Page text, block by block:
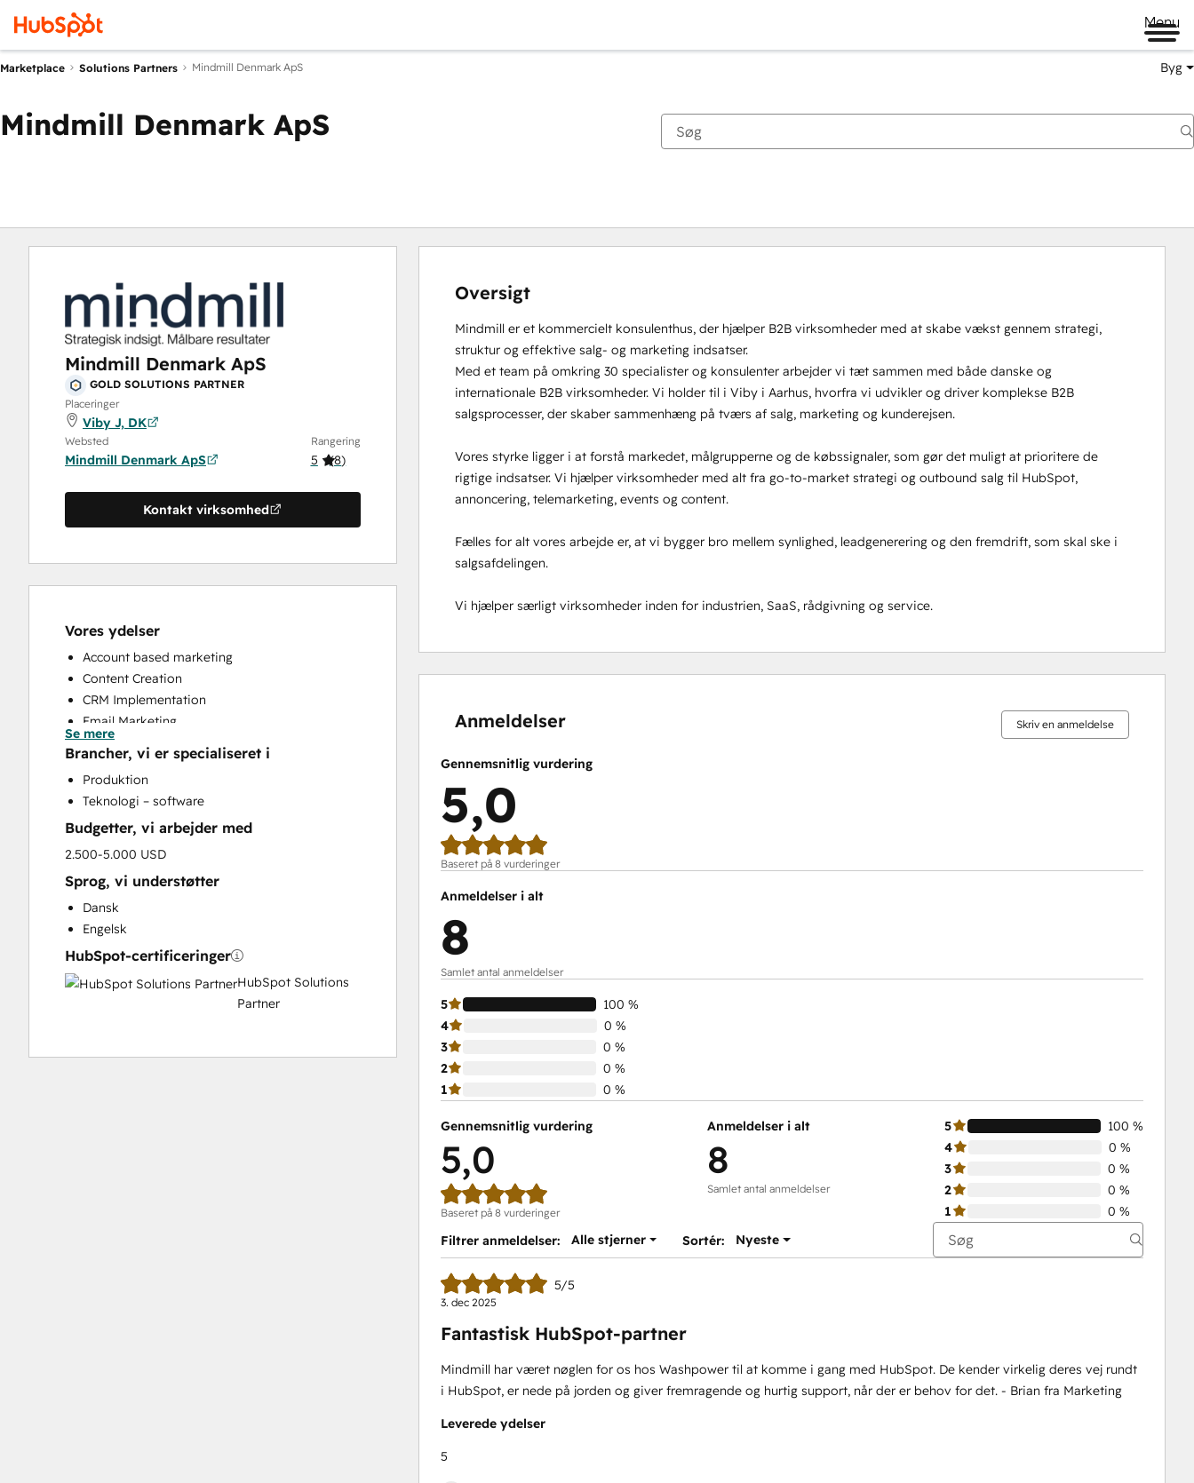
Menu
Marketplace Solutions Partners Mindmill Denmark ApS Byg
Mindmill Denmark ApS
Mindmill Denmark ApS
GOLD SOLUTIONS PARTNER
Placeringer
Viby J, DK
Websted
Mindmill Denmark ApS
Rangering
5 (8)
Kontakt virksomhed
Vores ydelser
Account based marketing
Content Creation
CRM Implementation
Email Marketing
Paid Advertising
Sales and Marketing Alignment
Sales Coaching and Training
Sales Enablement
Se mere
Brancher, vi er specialiseret i
Produktion
Teknologi – software
Budgetter, vi arbejder med
2.500-5.000 USD
Sprog, vi understøtter
Dansk
Engelsk
HubSpot-certificeringer
HubSpot Solutions
Partner
Oversigt
Mindmill er et kommercielt konsulenthus, der hjælper B2B virksomheder med at skabe vækst gennem strategi,
struktur og effektive salg- og marketing indsatser.
Med et team på omkring 30 specialister og konsulenter arbejder vi tæt sammen med både danske og
internationale B2B virksomheder. Vi holder til i Viby i Aarhus, hvorfra vi udvikler og driver komplekse B2B
salgsprocesser, der skaber sammenhæng på tværs af salg, marketing og kunderejsen.
Vores styrke ligger i at forstå markedet, målgrupperne og de købssignaler, som gør det muligt at prioritere de
rigtige indsatser. Vi hjælper virksomheder med alt fra go-to-market strategi og outbound salg til HubSpot,
annoncering, telemarketing, events og content.
Fælles for alt vores arbejde er, at vi bygger bro mellem synlighed, leadgenerering og den fremdrift, som skal ske i
salgsafdelingen.
Vi hjælper særligt virksomheder inden for industrien, SaaS, rådgivning og service.
Anmeldelser Skriv en anmeldelse
Gennemsnitlig vurdering
5,0
Baseret på 8 vurderinger
Anmeldelser i alt
8
Samlet antal anmeldelser
5
100 %
4
0 %
3
0 %
2
0 %
1
0 %
Gennemsnitlig vurdering
5,0
Baseret på 8 vurderinger
Anmeldelser i alt
8
Samlet antal anmeldelser
5
100 %
4
0 %
3
0 %
2
0 %
1
0 %
Filtrer anmeldelser:
Alle stjerner Sortér: Nyeste
5/5
3. dec 2025
Fantastisk HubSpot-partner
Mindmill har været nøglen for os hos Washpower til at komme i gang med HubSpot. De kender virkelig deres vej rundt
i HubSpot, er nede på jorden og giver fremragende og hurtig support, når der er behov for det. - Brian fra Marketing
Leverede ydelser
5